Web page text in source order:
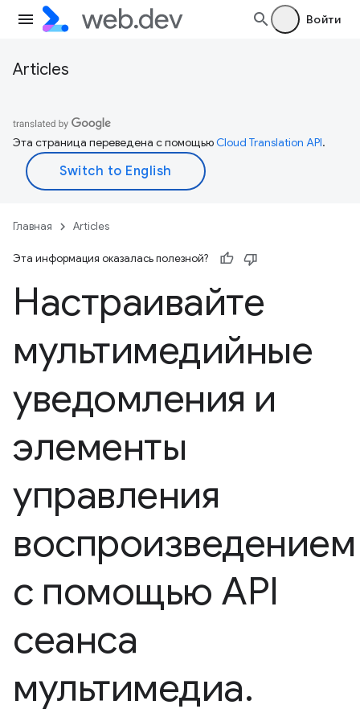
Войти
Articles
Эта страница переведена с помощьюCloud Translation API.
Главная Articles
Эта информация оказалась полезной?
Настраивайте
мультимедийные
уведомления и
элементы
управления
воспроизведением
с помощью API
сеанса
мультимедиа.